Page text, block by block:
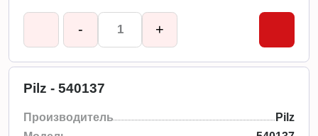
- +
Pilz - 540137
Производитель
Pilz